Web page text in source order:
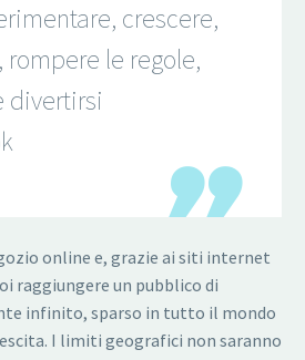
crescere,
le regole,
online e, grazie ai siti internet
raggiungere un pubblico di
infinito, sparso in tutto il mondo
I limiti geografici non saranno